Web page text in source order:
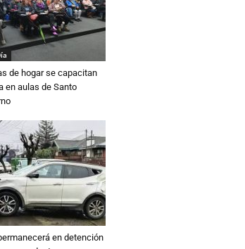
de hogar se capacitan
en aulas de Santo
en detención